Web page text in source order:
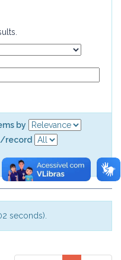
by
record
seconds).